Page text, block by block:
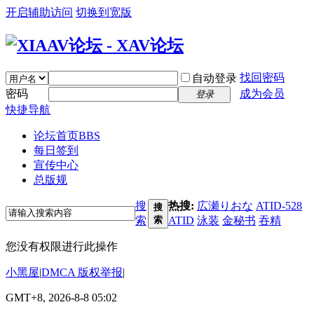
开启辅助访问 切换到宽版
自动登录 找回密码
密码
登录
成为会员
快捷导航
论坛首页BBS
每日签到
宣传中心
总版规
搜
索
搜
索
热搜: 広瀬りおな ATID-528
ATID 泳装 金秘书 吞精
您没有权限进行此操作
小黑屋|DMCA 版权举报|
GMT+8, 2026-8-8 05:02